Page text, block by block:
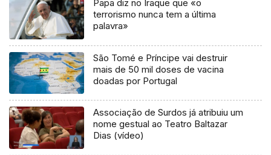
Papa diz no Iraque que «o
terrorismo nunca tem a última
palavra»
São Tomé e Príncipe vai destruir
mais de 50 mil doses de vacina
doadas por Portugal
Associação de Surdos já atribuiu um
nome gestual ao Teatro Baltazar
Dias (vídeo)